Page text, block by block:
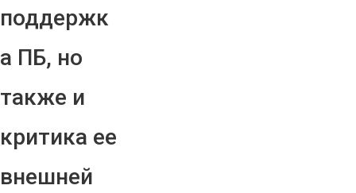
поддержк
а ПБ, но
также и
критика ее
внешней